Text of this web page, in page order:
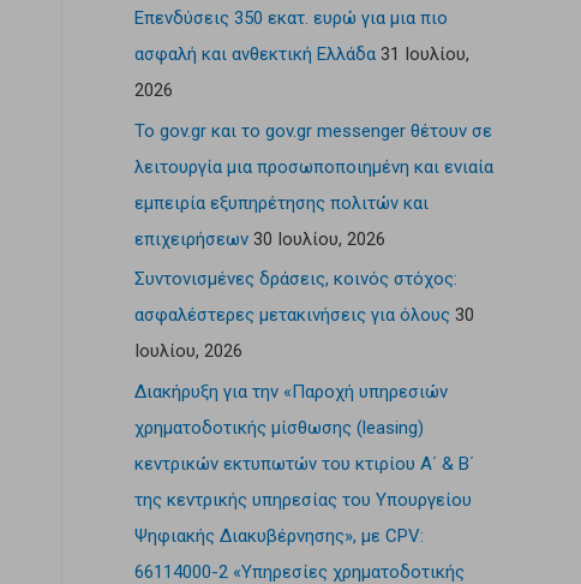
Επενδύσεις 350 εκατ. ευρώ για μια πιο
ασφαλή και ανθεκτική Ελλάδα 31 Ιουλίου,
2026
Το gov.gr και το gov.gr messenger θέτουν σε
λειτουργία μια προσωποποιημένη και ενιαία
εμπειρία εξυπηρέτησης πολιτών και
επιχειρήσεων 30 Ιουλίου, 2026
Συντονισμένες δράσεις, κοινός στόχος:
ασφαλέστερες μετακινήσεις για όλους 30
Ιουλίου, 2026
Διακήρυξη για την «Παροχή υπηρεσιών
χρηματοδοτικής μίσθωσης (leasing)
κεντρικών εκτυπωτών του κτιρίου Α΄ & Β΄
της κεντρικής υπηρεσίας του Υπουργείου
Ψηφιακής Διακυβέρνησης», με CPV:
66114000-2 «Υπηρεσίες χρηματοδοτικής